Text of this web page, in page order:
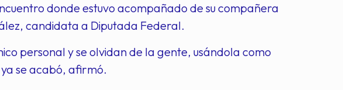
donde estuvo acompañado de su compañera
candidata a Diputada Federal.
personal y se olvidan de la gente, usándola como
se acabó, afirmó.